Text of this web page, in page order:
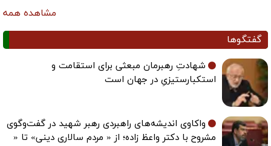
مشاهده همه
گفتگوها
شهادتِ رهبرمان مبعثی برای استقامت و
استکبارستیزیِ در جهان است
واکاوی اندیشه‌های راهبردی رهبر شهید در گفت‌وگوی
مشروح با دکتر واعظ زاده؛ از « مردم سالاری دینی» تا «